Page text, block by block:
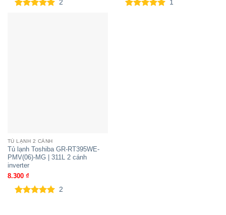
2 1
TỦ LẠNH 2 CÁNH
Tủ lạnh Toshiba GR-RT395WE-
PMV(06)-MG | 311L 2 cánh
inverter
8.300 ₫
2